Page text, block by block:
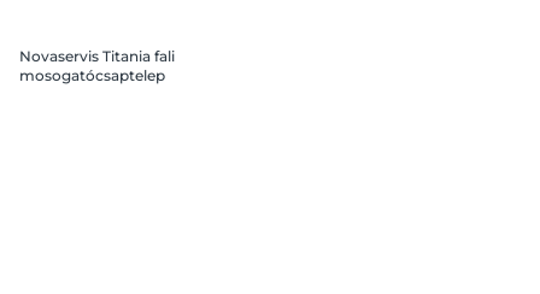
Novaservis Titania fali
mosogatócsaptelep